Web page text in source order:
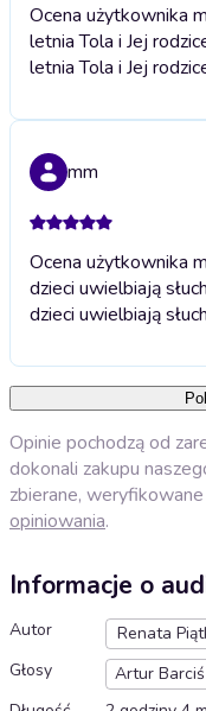
Ocena użytkownika
letnia Tola i Jej
letnia Tola i Jej
mm
Ocena użytkownika
dzieci uwielbiają
dzieci uwielbiają
Opinie pochodzą od
dokonali zakupu
zbierane,
opiniowania.
Informacje o
Autor
Renata
Głosy
Artur Barciś